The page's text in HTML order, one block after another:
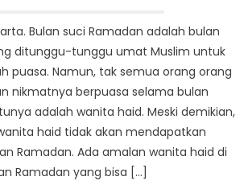
Bulan suci Ramadan adalah bulan
ditunggu-tunggu umat Muslim untuk
puasa. Namun, tak semua orang orang
nikmatnya berpuasa selama bulan
adalah wanita haid. Meski demikian,
haid tidak akan mendapatkan
Ramadan. Ada amalan wanita haid di
Ramadan yang bisa […]